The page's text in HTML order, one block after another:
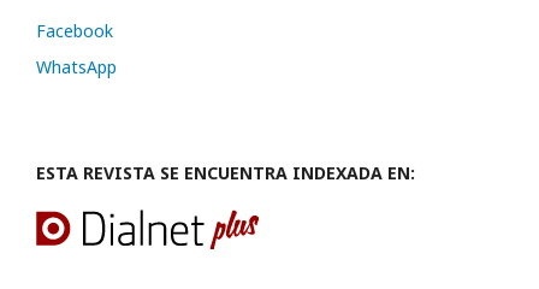
Facebook
WhatsApp
ESTA REVISTA SE ENCUENTRA INDEXADA EN: